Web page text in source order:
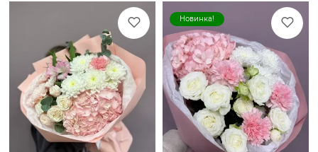
Новинка!